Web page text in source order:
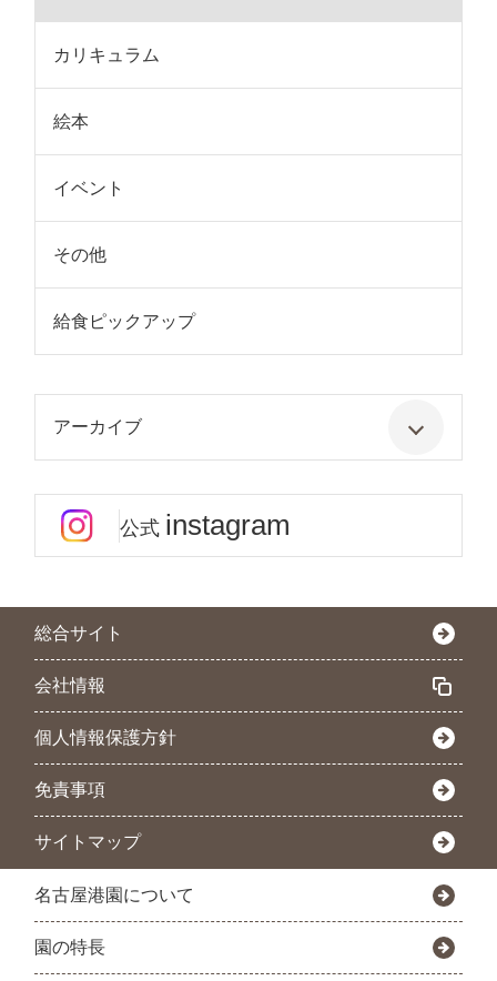
カリキュラム
絵本
イベント
その他
給食ピックアップ
アーカイブ
公式 instagram
総合サイト
会社情報
個人情報保護方針
免責事項
サイトマップ
名古屋港園について
園の特長